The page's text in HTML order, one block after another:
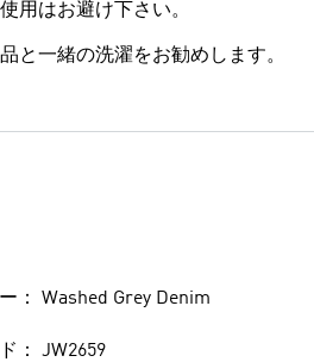
用はお避け下さい。
と一緒の洗濯をお勧めします。
： Washed Grey Denim
： JW2659